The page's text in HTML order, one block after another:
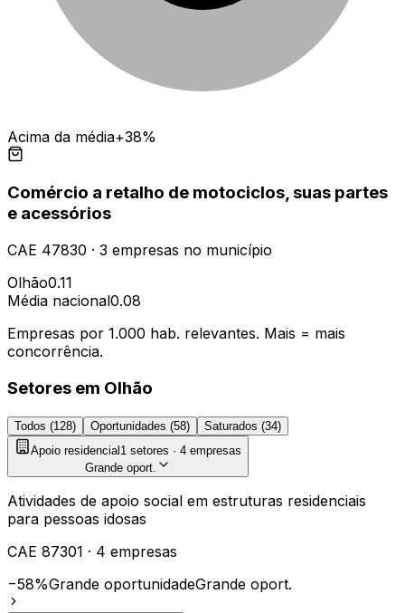
Acima da média+38%
Comércio a retalho de motociclos, suas partes
e acessórios
CAE 47830 · 3 empresas no município
Olhão0.11
Média nacional0.08
Empresas por 1.000 hab. relevantes. Mais = mais
concorrência.
Setores em Olhão
Todos (128) Oportunidades (58) Saturados (34)
Apoio residencial1 setores · 4 empresas
Grande oport.
Atividades de apoio social em estruturas residenciais
para pessoas idosas
CAE 87301 · 4 empresas
−58%Grande oportunidadeGrande oport.